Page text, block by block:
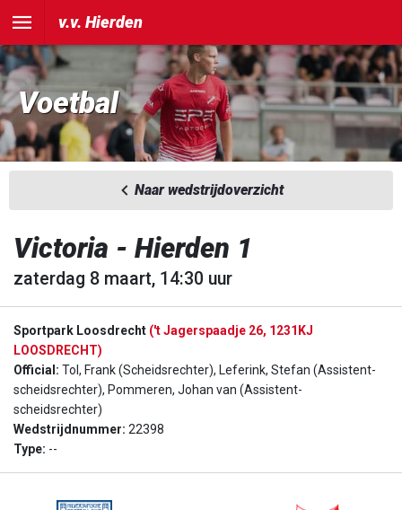
v.v. Hierden
Voetbal
Naar wedstrijdoverzicht
Victoria - Hierden 1
zaterdag 8 maart, 14:30 uur
Sportpark Loosdrecht ('t Jagerspaadje 26, 1231KJ
LOOSDRECHT)
Official: Tol, Frank (Scheidsrechter), Leferink, Stefan (Assistent-
scheidsrechter), Pommeren, Johan van (Assistent-
scheidsrechter)
Wedstrijdnummer: 22398
Type: --